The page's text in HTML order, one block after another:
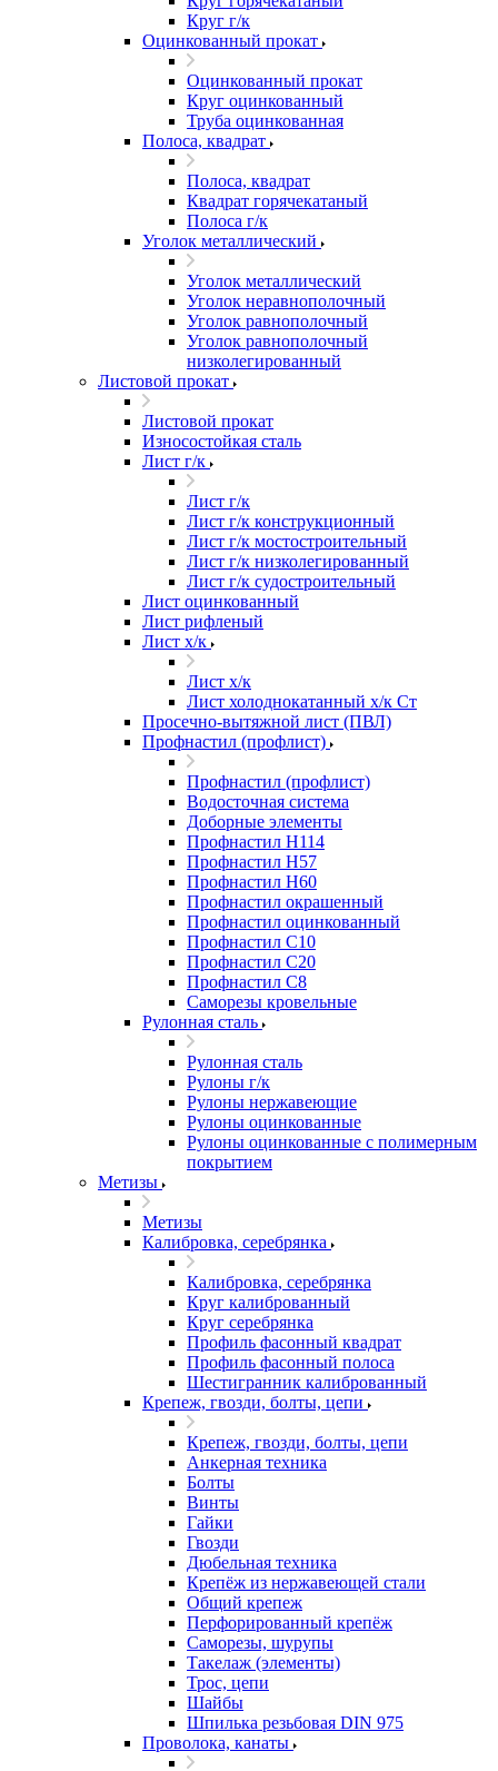
Круг г/к
Оцинкованный прокат
Оцинкованный прокат
Круг оцинкованный
Труба оцинкованная
Полоса, квадрат
Полоса, квадрат
Квадрат горячекатаный
Полоса г/к
Уголок металлический
Уголок металлический
Уголок неравнополочный
Уголок равнополочный
Уголок равнополочный
низколегированный
Листовой прокат
Листовой прокат
Износостойкая сталь
Лист г/к
Лист г/к
Лист г/к конструкционный
Лист г/к мостостроительный
Лист г/к низколегированный
Лист г/к судостроительный
Лист оцинкованный
Лист рифленый
Лист х/к
Лист х/к
Лист холоднокатанный х/к Ст
Просечно-вытяжной лист (ПВЛ)
Профнастил (профлист)
Профнастил (профлист)
Водосточная система
Доборные элементы
Профнастил Н114
Профнастил Н57
Профнастил Н60
Профнастил окрашенный
Профнастил оцинкованный
Профнастил С10
Профнастил С20
Профнастил С8
Саморезы кровельные
Рулонная сталь
Рулонная сталь
Рулоны г/к
Рулоны нержавеющие
Рулоны оцинкованные
Рулоны оцинкованные с полимерным
покрытием
Метизы
Метизы
Калибровка, серебрянка
Калибровка, серебрянка
Круг калиброванный
Круг серебрянка
Профиль фасонный квадрат
Профиль фасонный полоса
Шестигранник калиброванный
Крепеж, гвозди, болты, цепи
Крепеж, гвозди, болты, цепи
Анкерная техника
Болты
Винты
Гайки
Гвозди
Дюбельная техника
Крепёж из нержавеющей стали
Общий крепеж
Перфорированный крепёж
Саморезы, шурупы
Такелаж (элементы)
Трос, цепи
Шайбы
Шпилька резьбовая DIN 975
Проволока, канаты